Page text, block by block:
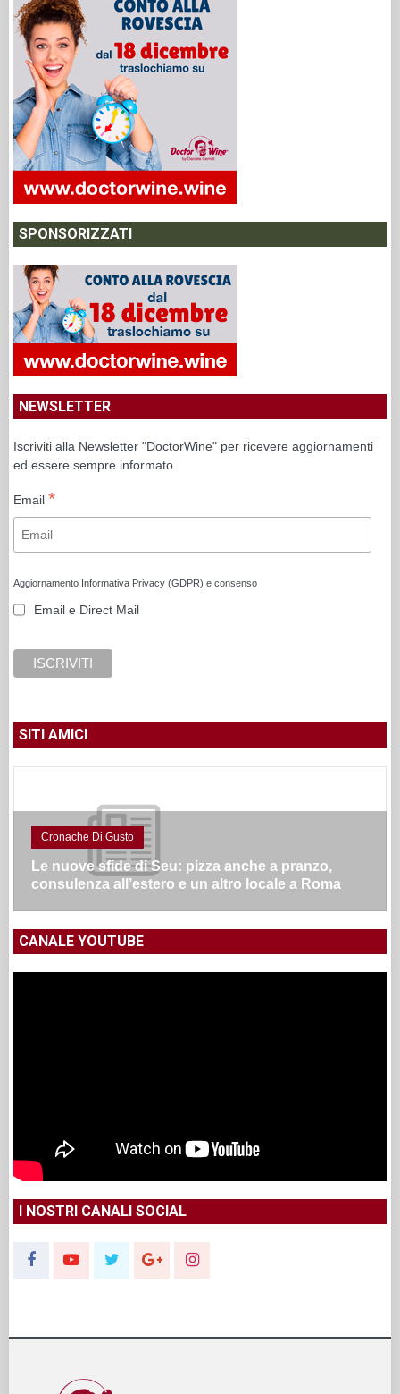
SPONSORIZZATI
NEWSLETTER
Iscriviti alla Newsletter "DoctorWine" per ricevere aggiornamenti
ed essere sempre informato.
Email *
Aggiornamento Informativa Privacy (GDPR) e consenso
Email e Direct Mail
SITI AMICI
Cronache Di Gusto
Le nuove sfide di Seu: pizza anche a pranzo,
consulenza all’estero e un altro locale a Roma
CANALE YOUTUBE
I NOSTRI CANALI SOCIAL